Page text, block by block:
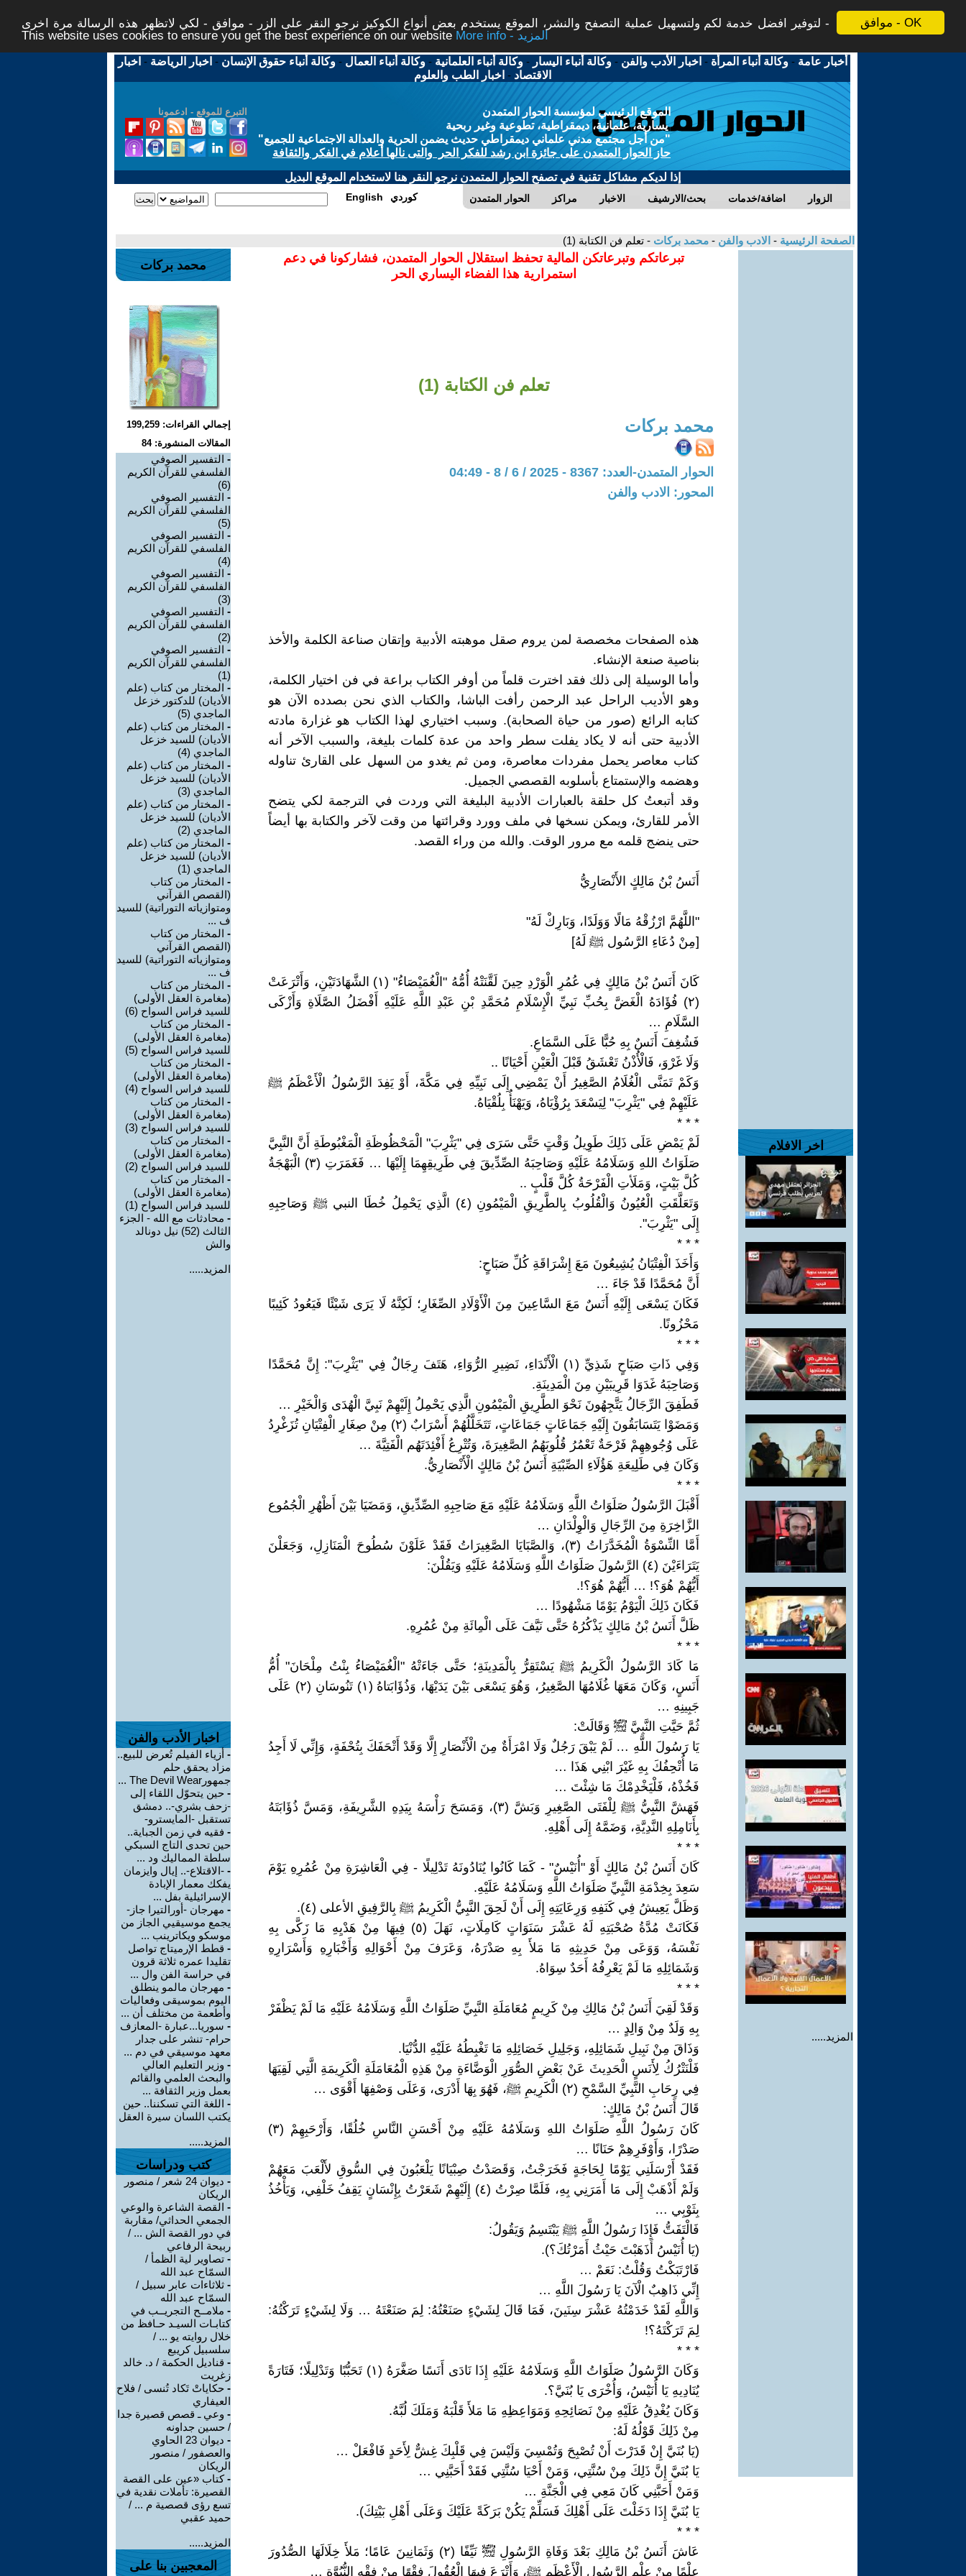
موافق - OK
لتوفير افضل خدمة لكم ولتسهيل عملية التصفح والنشر، الموقع يستخدم بعض أنواع الكوكيز نرجو النقر على الزر - موافق - لكي لاتظهر هذه الرسالة مرة اخرى -
This website uses cookies to ensure you get the best experience on our website
More info - المزيد
أخبار عامة -وكالة أنباء المرأة - اخبار الأدب والفن -وكالة أنباء اليسار -وكالة أنباء العلمانية -وكالة أنباء العمال -وكالة أنباء حقوق الإنسان - اخبار الرياضة - اخبار
الاقتصاد - اخبار الطب والعلوم
التبرع للموقع - ادعمونا
الموقع الرئيسي لمؤسسة الحوار المتمدن
يسارية، علمانية، ديمقراطية، تطوعية وغير ربحية
"من أجل مجتمع مدني علماني ديمقراطي حديث يضمن الحرية والعدالة الاجتماعية للجميع"
حاز الحوار المتمدن على جائزة ابن رشد للفكر الحر والتى نالها أعلام في الفكر والثقافة
إذا لديكم مشاكل تقنية في تصفح الحوار المتمدن نرجو النقر هنا لاستخدام الموقع البديل
الحوار المتمدن مراكز الاخبار بحث/الارشيف اضافة/خدمات الزوار English كوردي
الصفحة الرئيسية - الادب والفن - محمد بركات - تعلم فن الكتابة (1)
اخر الافلام
المزيد.....
تبرعاتكم وتبرعاتكن المالية تحفظ استقلال الحوار المتمدن، فشاركونا في دعم
استمرارية هذا الفضاء اليساري الحر
تعلم فن الكتابة (1)
محمد بركات
الحوار المتمدن-العدد: 8367 - 2025 / 6 / 8 - 04:49
المحور: الادب والفن
هذه الصفحات مخصصة لمن يروم صقل موهبته الأدبية وإتقان صناعة الكلمة والأخذ
بناصية صنعة الإنشاء.
وأما الوسيلة إلى ذلك فقد اخترت قلماً من أوفر الكتاب براعة في فن اختيار الكلمة،
وهو الأديب الراحل عبد الرحمن رأفت الباشا، والكتاب الذي نحن بصدده الآن هو
كتابه الرائع (صور من حياة الصحابة). وسبب اختياري لهذا الكتاب هو غزارة مادته
الأدبية حتى أنه لا يكاد يفلت سطر واحد من عدة كلمات بليغة، والسبب الآخر أنه
كتاب معاصر يحمل مفردات معاصرة، ومن ثم يغدو من السهل على القارئ تناوله
وهضمه والإستمتاع بأسلوبه القصصي الجميل.
وقد أتبعتُ كل حلقة بالعبارات الأدبية البليغة التي وردت في الترجمة لكي يتضح
الأمر للقارئ، ويمكن نسخها في ملف وورد وقرائتها من وقت لآخر والكتابة بها أيضاً
حتى ينضج قلمه مع مرور الوقت. والله من وراء القصد.
أَنَسُ بْنُ مَالِكٍ الأَنْصَارِيُّ
"اللَّهُمَّ ارْزُقْهُ مَالًا وَوَلَدًا، وَبَارِكْ لَهُ"
[مِنْ دُعَاءِ الرَّسُول ﷺ لَهُ]
كَانَ أَنَسُ بْنُ مَالِكٍ فِي عُمُرِ الْوَرْدِ حِينَ لَقَّنَتْهُ أُمُّهُ "الْغُمَيْصَاءُ" (١) الشَّهَادَتَيْنِ، وَأَتْرَعَتْ
(٢) فُؤَادَهُ الْغَضَّ بِحُبِّ نَبِيِّ الْإِسْلَامِ مُحَمَّدِ بْنِ عَبْدِ اللَّهِ عَلَيْهِ أَفْضَلُ الصَّلَاةِ وَأَزْكَى
السَّلَامِ …
فَشُغِفَ أَنَسٌ بِهِ حُبًّا عَلَى السَّمَاعِ.
وَلَا غَرْوَ، فَالْأُذْنُ تَعْشَقُ قَبْلَ الْعَيْنِ أَحْيَانًا ..
وَكَمْ تَمَنَّى الْغُلَامُ الصَّغِيرُ أَنْ يَمْضِي إِلَى نَبِيِّهِ فِي مَكَّةَ، أَوْ يَفِدَ الرَّسُولُ الْأَعْظَمُ ﷺ
عَلَيْهِمْ فِي "يَثْرِبَ" لِيَسْعَدَ بِرُؤْيَاهُ، وَيَهْنَأُ بِلُقْيَاهُ.
* * *
لَمْ يَمْضِ عَلَى ذَلِكَ طَوِيلُ وَقْتٍ حَتَّى سَرَى فِي "يَثْرِبَ" الْمَحْظُوظَةِ الْمَغْبُوطَةِ أَنَّ النَّبِيَّ
صَلَوَاتُ اللهِ وَسَلَامُهُ عَلَيْهِ وَصَاحِبَهُ الصِّدِّيقَ فِي طَرِيقِهِمَا إِلَيْهَا … فَغَمَرَتِ (٣) الْبَهْجَةُ
كُلَّ بَيْتٍ، وَمَلَأتِ الْفَرْحَةُ كُلَّ قَلْبٍ ..
وَتَعَلَّقَتِ الْعُيُونُ وَالْقُلُوبُ بِالطَّرِيقِ الْمَيْمُونِ (٤) الَّذِي يَحْمِلُ خُطَا النبي ﷺ وَصَاحِبِهِ
إِلَى "يَثْرِبَ".
* * *
وَأَخَذَ الْفِتْيَانُ يُشِيعُونَ مَعَ إِشْرَاقَةِ كُلِّ صَبَاحٍ:
أَنَّ مُحَمَّدًا قَدْ جَاءَ …
فَكَانَ يَسْعَى إِلَيْهِ أَنَسٌ مَعَ السَّاعِينَ مِنَ الْأَوْلَادِ الصِّغَارِ؛ لَكِنَّهُ لَا يَرَى شَيْئًا فَيَعُودُ كَئِيبًا
مَحْزُونًا.
* * *
وَفِي ذَاتِ صَبَاحٍ شَذِيِّ (١) الْأَنْدَاءِ، نَضِيرِ الرُّوَاءِ، هَتَفَ رِجَالٌ فِي "يَثْرِبَ": إِنَّ مُحَمَّدًا
وَصَاحِبَهُ غَدَوَا قَرِيبَيْنِ مِنَ الْمَدِينَةِ.
فَطَفِقَ الرِّجَالُ يَتَّجِهُونَ نَحْوَ الطَّرِيقِ الْمَيْمُونِ الَّذِي يَحْمِلُ إِلَيْهِمْ نَبِيَّ الْهُدَى وَالْخَيْرِ …
وَمَضَوْا يَتَسَابَقُونَ إِلَيْهِ جَمَاعَاتٍ جَمَاعَاتٍ، تَتَخَلَّلُهُمْ أَسْرَابٌ (٢) مِنْ صِغَارِ الْفِتْيَانِ تُزَغْرِدُ
عَلَى وُجُوهِهِمْ فَرْحَةٌ تَعْمُرُ قُلُوبَهُمُ الصَّغِيرَةَ، وَتُتْرِعُ أَفْئِدَتَهُم الْفَتِيَّةَ …
وَكَانَ فِي طَلِيعَةِ هَؤُلَاءِ الصِّبْيَةِ أَنَسُ بْنُ مَالِكٍ الْأَنْصَارِيُّ.
* * *
أَقْبَلَ الرَّسُولُ صَلَوَاتُ اللَّهِ وَسَلَامُهُ عَلَيْهِ مَعَ صَاحِبِهِ الصِّدِّيقِ، وَمَضَيَا بَيْنَ أَظْهُرِ الْجُمُوع
الزَّاخِرَةِ مِنَ الرِّجَالِ وَالْوِلْدَانِ …
أَمَّا النِّسْوَةُ الْمُخَدَّرَاتُ (٣)، وَالصَّبَايَا الصَّغِيرَاتُ فَقَدْ عَلَوْنَ سُطُوحَ الْمَنَازِلِ، وَجَعَلْنَ
يَتَرَاءَيْنَ (٤) الرَّسُولَ صَلَوَاتُ اللَّهِ وَسَلَامُهُ عَلَيْهِ وَيَقُلْنَ:
أَيُّهُمْ هُوَ؟! … أَيُّهُمْ هُوَ؟!.
فَكَانَ ذَلِكَ الْيَوْمُ يَوْمًا مَشْهُودًا …
ظَلَّ أَنَسُ بْنُ مَالِكٍ يَذْكُرُهُ حَتَّى نَيَّفَ عَلَى الْمِائَةِ مِنْ عُمُرِهِ.
* * *
مَا كَادَ الرَّسُولُ الْكَرِيمُ ﷺ يَسْتَقِرُّ بِالْمَدِينَةِ؛ حَتَّى جَاءَتْهُ "الْغُمَيْصَاءُ بِنْتُ مِلْحَانَ" أُمُّ
أَنَسٍ، وَكَانَ مَعَهَا غُلَامُهَا الصَّغِيرُ، وَهُوَ يَسْعَى بَيْنَ يَدَيْهَا، وَذُؤَابَتاهُ (١) تَنُوسَانِ (٢) عَلَى
جَبِينِهِ …
ثُمَّ حَيَّتِ النَّبِيَّ ﵊ وَقَالَتْ:
يَا رَسُولَ اللَّهِ … لَمْ يَبْقَ رَجُلٌ وَلَا امْرَأَةٌ مِنَ الْأَنْصَارِ إِلَّا وَقَدْ أَتْحَفَكَ بِتُحْفَةٍ، وَإِنِّي لَا أَجِدُ
مَا أُتْحِفُكَ بِهِ غَيْرَ ابْنِي هَذَا …
فَخُذْهُ، فَلْيَخْدِمْكَ مَا شِئْتَ …
فَهَشَّ النَّبِيُّ ﷺ لِلْفَتَى الصَّغِيرِ وَبَشَّ (٣)، وَمَسَحَ رَأْسَهُ بِيَدِهِ الشَّرِيفَةِ، وَمَسَّ ذُؤَابَتَهُ
بِأَنَامِلِهِ النَّدِيَّةِ، وَضَمَّهُ إِلَى أَهْلِهِ.
* * *
كَانَ أَنَسُ بْنُ مَالِكٍ أَوْ "أُنَيْسٌ" - كَمَا كَانُوا يُنَادُونَهُ تَدْلِيلًا - فِي الْعَاشِرَةِ مِنْ عُمُرِهِ يَوْمَ
سَعِدَ بِخِدْمَةِ النَّبِيِّ صَلَوَاتُ اللَّهِ وَسَلَامُهُ عَلَيْهِ.
وَظَلَّ يَعِيشُ فِي كَنَفِهِ وَرِعَايَتِهِ إِلَى أَنْ لَحِقَ النَّبِيُّ الْكَرِيمُ ﷺ بِالرَّفِيقِ الأعلى (٤).
فَكَانَتْ مُدَّةُ صُحْبَتِهِ لَهُ عَشْرَ سَنَوَاتٍ كَامِلَاتٍ، نَهَلَ (٥) فِيهَا مِنْ هَدْيِهِ مَا زَكَّى بِهِ
نَفْسَهُ، وَوَعَى مِنْ حَدِيثِهِ مَا مَلأَ بِهِ صَدْرَهُ، وَعَرَفَ مِنْ أَحْوَالِهِ وَأَخْبَارِهِ وَأَسْرَارِهِ
وَشَمَائِلِهِ مَا لَمْ يَعْرِفُهُ أَحَدٌ سِوَاهُ.
* * *
وَقَدْ لَقِيَ أَنَسُ بْنُ مَالِكِ مِنْ كَرِيمٍ مُعَامَلَةِ النَّبِيِّ صَلَوَاتُ اللَّهِ وَسَلَامُهُ عَلَيْهِ مَا لَمْ يَظْفَرْ
بِهِ وَلَدٌ مِنْ وَالِدٍ …
وَذَاقَ مِنْ نَبِيلِ شَمَائِلِهِ، وَجَلِيلِ خَصَائِلِهِ مَا تَغْبِطُهُ عَلَيْهِ الدُّنْيَا.
فَلْنَتْرُكُ لِأَنَسٍ الْحَدِيثَ عَنْ بَعْضِ الصُّوَرِ الْوَضَّاءَةِ مِنْ هَذِهِ الْمُعَامَلَةِ الْكَرِيمَةِ الَّتِي لَقِيَهَا
فِي رِحَابِ النَّبِيِّ السَّمْحِ (٢) الْكَرِيمِ ﷺ، فَهُوَ بِهَا أَدْرَى، وَعَلَى وَصْفِهَا أَقْوَى …
قَالَ أَنَسُ بْنُ مَالِكٍ:
كَانَ رَسُولُ اللَّهِ صَلَوَاتُ اللهِ وَسَلَامُهُ عَلَيْهِ مِنْ أَحْسَنِ النَّاسِ خُلُقًا، وَأَرْحَبِهِمْ (٣)
صَدْرًا، وَأَوْفَرِهِمْ حَنَانًا …
فَقَدْ أَرْسَلَنِي يَوْمًا لِحَاجَةٍ فَخَرَجْتُ، وَقَصَدْتُ صِبْيَانًا يَلْعَبُونَ فِي السُّوقِ لأَلْعَبَ مَعَهُمْ
وَلَمْ أَذْهَبْ إِلَى مَا أَمَرَنِي بِهِ، فَلَمَّا صِرْتُ (٤) إِلَيْهِمْ شَعَرْتُ بِإِنْسَانٍ يَقِفُ خَلْفِي، وَيَأْخُذُ
بِثَوْبِي …
فَالْتَفَتُّ فَإِذَا رَسُولُ اللَّهِ ﷺ يَبْتَسِمُ وَيَقُولُ:
(يَا أُنَيْسُ أَذَهَبْتَ حَيْثُ أَمَرْتُكَ؟).
فَارْتَبَكْتُ وَقُلْتُ: نَعَمْ …
إِنِّي ذَاهِبٌ الْآنَ يَا رَسُولَ اللَّهِ …
وَاللَّهِ لَقَدْ خَدَمْتُهُ عَشْرَ سِنَينَ، فَمَا قَالَ لِشَيْءٍ صَنَعْتُهُ: لِمَ صَنَعْتَهُ … وَلَا لِشَيْءٍ تَرَكْتُهُ:
لِمَ تَرَكْتَهُ؟!
* * *
وَكَانَ الرَّسُولُ صَلَوَاتُ اللَّهِ وَسَلَامُهُ عَلَيْهِ إِذَا نَادَى أَنَسًا صَغَّرَهُ (١) تَحَبُّبًا وَتَدْلِيلًا؛ فَتَارَةً
يُنَادِيهِ يَا أُنَيْسُ، وَأُخْرَى يَا بُنَيَّ؟.
وَكَانَ يُغْدِقُ عَلَيْهِ مِنْ نَصَائِحِهِ وَمَوَاعِظِهِ مَا مَلأَ قَلْبَهُ وَمَلَكَ لُبَّهُ.
مِنْ ذَلِكَ قَوْلُهُ لَهُ:
(يَا بُنَيَّ إِنْ قَدَرْتَ أَنْ تُصْبِحَ وَتُمْسِيَ وَلَيْسَ فِي قَلْبِكَ غِشٌّ لِأَحَدٍ فَافْعَلْ …
يَا بُنَيَّ إِنَّ ذَلِكَ مِنْ سُنَّتِي، وَمَنْ أَحْيَا سُنَّتِي فَقَدْ أَحَبَّنِي …
وَمَنْ أَحَبَّنِي كَانَ مَعِي فِي الْجَنَّةِ …
يَا بُنَيَّ إِذَا دَخَلْتَ عَلَى أَهْلِكَ فَسَلِّمْ يَكُنْ بَرَكَةً عَلَيْكَ وَعَلَى أَهْلِ بَيْتِكَ).
* * *
عَاشَ أَنَسُ بْنُ مَالِكِ بَعْدَ وَفَاةِ الرَّسُولِ ﵊ نَيِّفًا (٢) وَثَمَانِينَ عَامًا؛ مَلأَ خِلَالَهَا الصُّدُورَ
عِلْمًا مِنْ عِلْمِ الرَّسُولِ الْأَعْظَمِ ﷺ، وَأَتْرَعَ فِيهَا الْعُقُولَ فِقْهًا مِنْ فِقْهِ النُّبُوَّةِ …
محمد بركات
إجمالي القراءات: 199,259
المقالات المنشورة: 84
- التفسير الصوفي
الفلسفي للقرآن الكريم
(6)
- التفسير الصوفي
الفلسفي للقرآن الكريم
(5)
- التفسير الصوفي
الفلسفي للقرآن الكريم
(4)
- التفسير الصوفي
الفلسفي للقرآن الكريم
(3)
- التفسير الصوفي
الفلسفي للقرآن الكريم
(2)
- التفسير الصوفي
الفلسفي للقرآن الكريم
(1)
- المختار من كتاب (علم
الأديان) للدكتور خزعل
الماجدي (5)
- المختار من كتاب (علم
الأديان) للسيد خزعل
الماجدي (4)
- المختار من كتاب (علم
الأديان) للسيد خزعل
الماجدي (3)
- المختار من كتاب (علم
الأديان) للسيد خزعل
الماجدي (2)
- المختار من كتاب (علم
الأديان) للسيد خزعل
الماجدي (1)
- المختار من كتاب
(القصص القرآني
ومتوازياته التوراتية) للسيد
ف ...
- المختار من كتاب
(القصص القرآني
ومتوازياته التوراتية) للسيد
ف ...
- المختار من كتاب
(مغامرة العقل الأولى)
للسيد فراس السواح (6)
- المختار من كتاب
(مغامرة العقل الأولى)
للسيد فراس السواح (5)
- المختار من كتاب
(مغامرة العقل الأولى)
للسيد فراس السواح (4)
- المختار من كتاب
(مغامرة العقل الأولى)
للسيد فراس السواح (3)
- المختار من كتاب
(مغامرة العقل الأولى)
للسيد فراس السواح (2)
- المختار من كتاب
(مغامرة العقل الأولى)
للسيد فراس السواح (1)
- محادثات مع الله - الجزء
الثالث (52) نيل دونالد
والش
المزيد.....
اخبار الأدب والفن
- أزياء الفيلم تُعرض للبيع..
مزاد يحقق حلم
جمهورThe Devil Wear ...
- حين يتحوّل اللقاء إلى
-زحف بشري-.. دمشق
تستقبل -المايسترو-
- فقيه في زمن الجباية..
حين تحدى التاج السبكي
سلطة المماليك ود ...
- -الاقتلاع-.. إيال وايزمان
يفكك معمار الإبادة
الإسرائيلية بفل ...
- مهرجان -أورالتيرا جاز-
يجمع موسيقيي الجاز من
موسكو ويكاترينب ...
- قطط الإرميتاج تواصل
تقليدا عمره ثلاثة قرون
في حراسة الفن وال ...
- مهرجان مالمو ينطلق
اليوم بموسيقى وفعاليات
وأطعمة من مختلف أن ...
- سوريا...عبارة -المعازف
حرام- تنشر على جدار
معهد موسيقي في دم ...
- وزير التعليم العالي
والبحث العلمي والقائم
بعمل وزير الثقافة ...
- اللغة التي تسكننا.. حين
يكتب اللسان سيرة العقل
المزيد.....
كتب ودراسات
-
ديوان 24 شعر / منصور
الريكان
- القصة الشاعرة والوعي
الجمعي الحداثي/ مقاربة
في دور القصة الش ... /
ربيحة الرفاعي
- تصاوير لية الظمأ /
السمّاح عبد الله
- ثلاثاءات عابر سبيل /
السمّاح عبد الله
- ملامــح التجريــب في
كتابـات السيـد حـافظ من
خلال روايته يو ... /
سلسبيل كريبع
- قناديل الحكمة / د. خالد
زغريت
- حكاياتْ تَكاد تُنسى / فلاح
العيفاري
- وعي ـ قصص قصيرة جدا
/ حسين جداونه
-
ديوان 23 الحاوي
والعصفور / منصور
الريكان
-كتاب «عين على القصة
القصيرة: تأملات نقدية في
تسع رؤى قصصية م ... /
حميد عقبي
المزيد.....
المعجبين بنا على